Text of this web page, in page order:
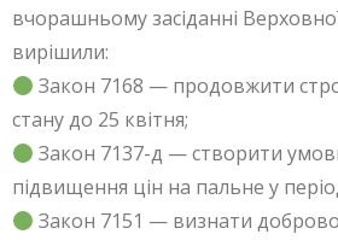
вчорашньому засіданні
вирішили:
Закон 7168 — продовжити
стану до 25 квітня;
Закон 7137-д — створити
підвищення цін на пальне у
Закон 7151 — визнати